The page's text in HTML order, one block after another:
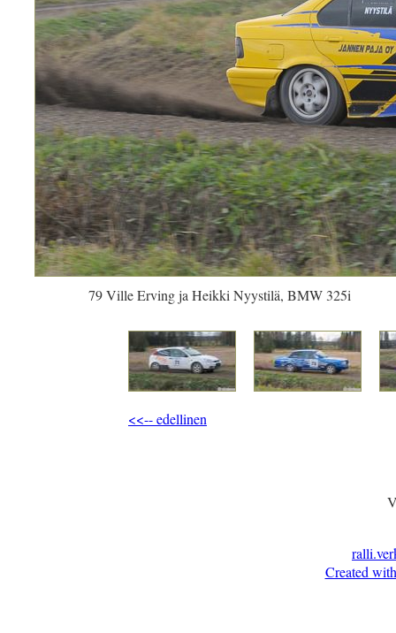
79 Ville Erving ja Heikki Nyystilä, BMW 325i
<<-- edellinen
Created